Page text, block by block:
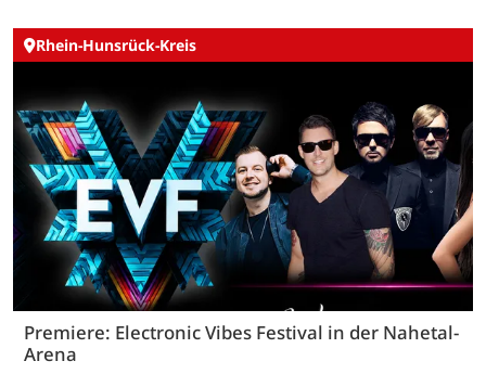
Rhein-Hunsrück-Kreis
Premiere: Electronic Vibes Festival in der Nahetal-
Arena